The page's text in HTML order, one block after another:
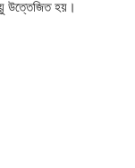
উত্তেজিত হয়।